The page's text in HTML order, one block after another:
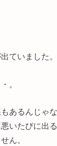
ていました。
。
あるんじゃ
いたびに出
ん。